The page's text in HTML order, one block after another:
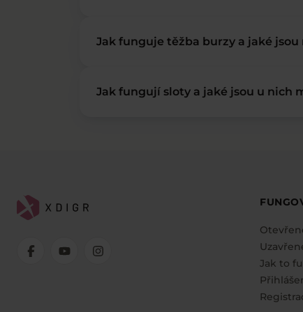
Jak funguje těžba burzy a jaké jsou
Jak fungují sloty a jaké jsou u nich
Jak to